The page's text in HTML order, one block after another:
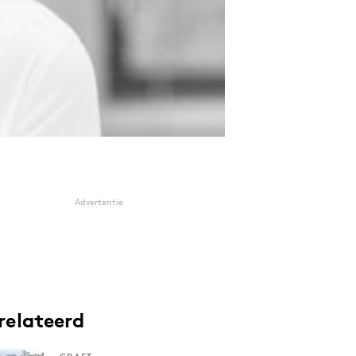
Advertentie